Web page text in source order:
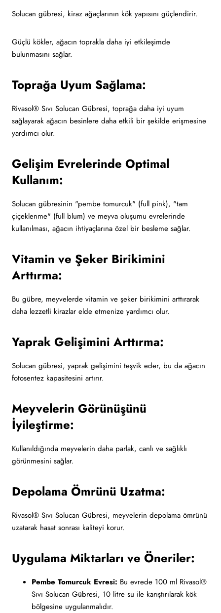
Solucan gübresi, kiraz ağaçlarının kök yapısını güçlendirir.
Güçlü kökler, ağacın toprakla daha iyi etkileşimde
bulunmasını sağlar.
Toprağa Uyum Sağlama:
Rivasol® Sıvı Solucan Gübresi, toprağa daha iyi uyum
sağlayarak ağacın besinlere daha etkili bir şekilde erişmesine
yardımcı olur.
Gelişim Evrelerinde Optimal
Kullanım:
Solucan gübresinin "pembe tomurcuk" (full pink), "tam
çiçeklenme" (full blum) ve meyva oluşumu evrelerinde
kullanılması, ağacın ihtiyaçlarına özel bir besleme sağlar.
Vitamin ve Şeker Birikimini
Arttırma:
Bu gübre, meyvelerde vitamin ve şeker birikimini arttırarak
daha lezzetli kirazlar elde etmenize yardımcı olur.
Yaprak Gelişimini Arttırma:
Solucan gübresi, yaprak gelişimini teşvik eder, bu da ağacın
fotosentez kapasitesini artırır.
Meyvelerin Görünüşünü
İyileştirme:
Kullanıldığında meyvelerin daha parlak, canlı ve sağlıklı
görünmesini sağlar.
Depolama Ömrünü Uzatma:
Rivasol® Sıvı Solucan Gübresi, meyvelerin depolama ömrünü
uzatarak hasat sonrası kaliteyi korur.
Uygulama Miktarları ve Öneriler:
Pembe Tomurcuk Evresi: Bu evrede 100 ml Rivasol®
Sıvı Solucan Gübresi, 10 litre su ile karıştırılarak kök
bölgesine uygulanmalıdır.